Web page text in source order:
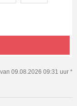
09.08.2026 09:31 uur *